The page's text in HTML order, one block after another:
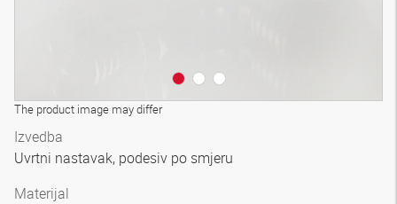
The product image may differ
Izvedba
Uvrtni nastavak, podesiv po smjeru
Materijal